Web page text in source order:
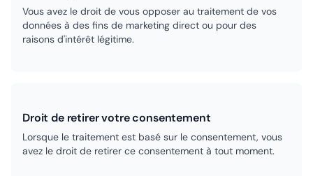
Vous avez le droit de vous opposer au traitement de vos
données à des fins de marketing direct ou pour des
raisons d'intérêt légitime.
Droit de retirer votre consentement
Lorsque le traitement est basé sur le consentement, vous
avez le droit de retirer ce consentement à tout moment.